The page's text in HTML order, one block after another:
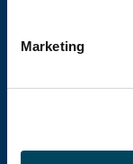
Marketing
países.